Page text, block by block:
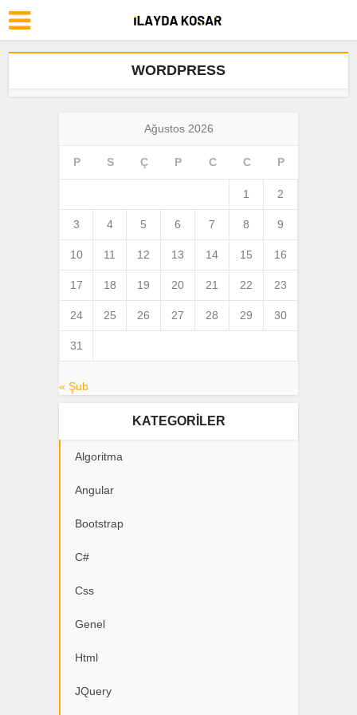
WORDPRESS
Ağustos 2026
P S Ç P C C P
1 2
3 4 5 6 7 8 9
10 11 12 13 14 15 16
17 18 19 20 21 22 23
24 25 26 27 28 29 30
31
« Şub
KATEGORILER
Algoritma
Angular
Bootstrap
C#
Css
Genel
Html
JQuery